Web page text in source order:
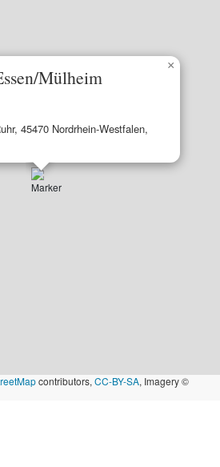
Mülheim
45470 Nordrhein-Westfalen,
×
contributors, CC-BY-SA, Imagery ©